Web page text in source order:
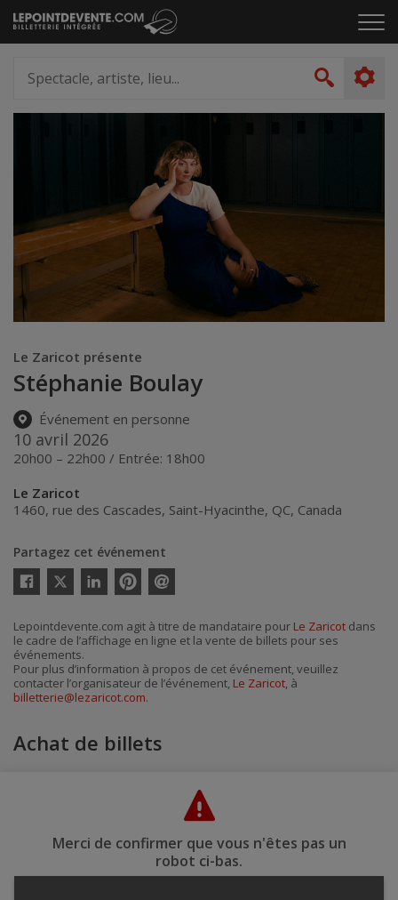
Passer
au
le
artiste,
lieu...
Le Zaricot présente
Stéphanie Boulay
Événement en personne
10 avril 2026
20h00 – 22h00 / Entrée: 18h00
Le Zaricot
1460, rue des Cascades, Saint-Hyacinthe, QC, Canada
Partagez cet événement
Twitter
courriel
Lepointdevente.com agit à titre de mandataire pour Le Zaricot dans
le cadre de l’affichage en ligne et la vente de billets pour ses
événements.
Pour plus d’information à propos de cet événement, veuillez
contacter l’organisateur de l’événement, Le Zaricot, à
billetterie@lezaricot.com.
Achat de billets
Merci de confirmer que vous n'êtes pas un
robot ci-bas.